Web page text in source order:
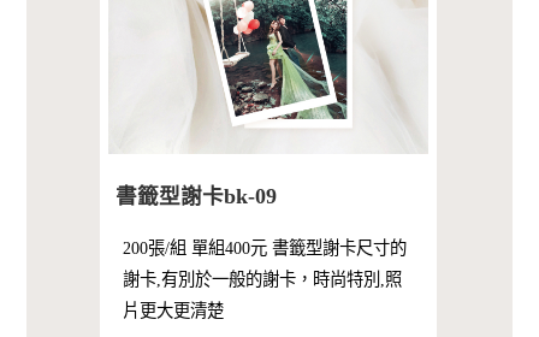
書籤型謝卡bk-09
200張/組 單組400元 書籤型謝卡尺寸的
謝卡,有別於一般的謝卡，時尚特別,照
片更大更清楚